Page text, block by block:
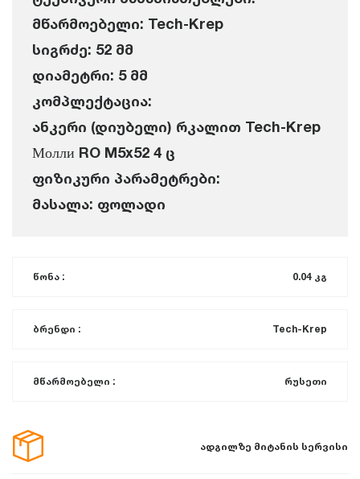
მწარმოებელი: Tech-Krep
სიგრძე: 52 მმ
დიამეტრი: 5 მმ
კომპლექტაცია:
ანკერი (დიუბელი) რკალით Tech-Krep
Молли RO M5x52 4 ც
ფიზიკური პარამეტრები:
მასალა: ფოლადი
წონა : 0.04 კგ
ბრენდი : Tech-Krep
მწარმოებელი : რუსეთი
ადგილზე მიტანის სერვისი